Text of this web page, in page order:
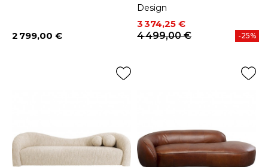
Prix
2 799,00 €
Design
Prix
3 374,25 €
Prix de base
4 499,00 €
-25%